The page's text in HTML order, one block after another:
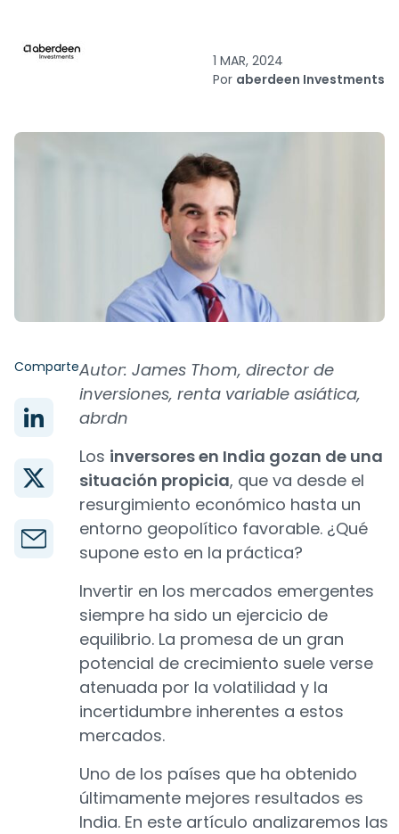
1 MAR, 2024
Por aberdeen Investments
ComparteAutor: James Thom, director de
inversiones, renta variable asiática,
abrdn
Los inversores en India gozan de una
situación propicia, que va desde el
resurgimiento económico hasta un
entorno geopolítico favorable. ¿Qué
supone esto en la práctica?
Invertir en los mercados emergentes
siempre ha sido un ejercicio de
equilibrio. La promesa de un gran
potencial de crecimiento suele verse
atenuada por la volatilidad y la
incertidumbre inherentes a estos
mercados.
Uno de los países que ha obtenido
últimamente mejores resultados es
India. En este artículo analizaremos las